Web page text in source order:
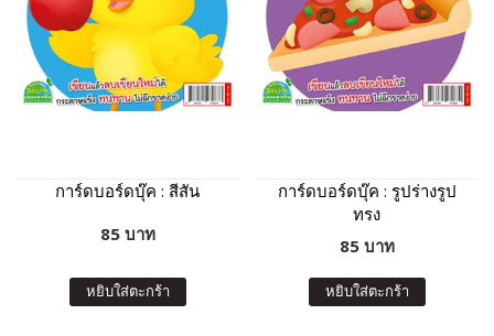
การ์ดบอร์ดบุ๊ค : สีสัน
85 บาท
หยิบใส่ตะกร้า
การ์ดบอร์ดบุ๊ค : รูปร่างรูป
ทรง
85 บาท
หยิบใส่ตะกร้า